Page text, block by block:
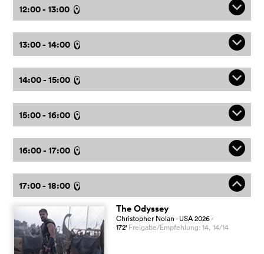
12:00 - 13:00 l q
13:00 - 14:00 l q
14:00 - 15:00 l q
15:00 - 16:00 l q
16:00 - 17:00 l q
17:00 - 18:00 l o
The Odyssey
Christopher Nolan- USA2026-
172' Freigabe/Empfehlung: 14, 14/14